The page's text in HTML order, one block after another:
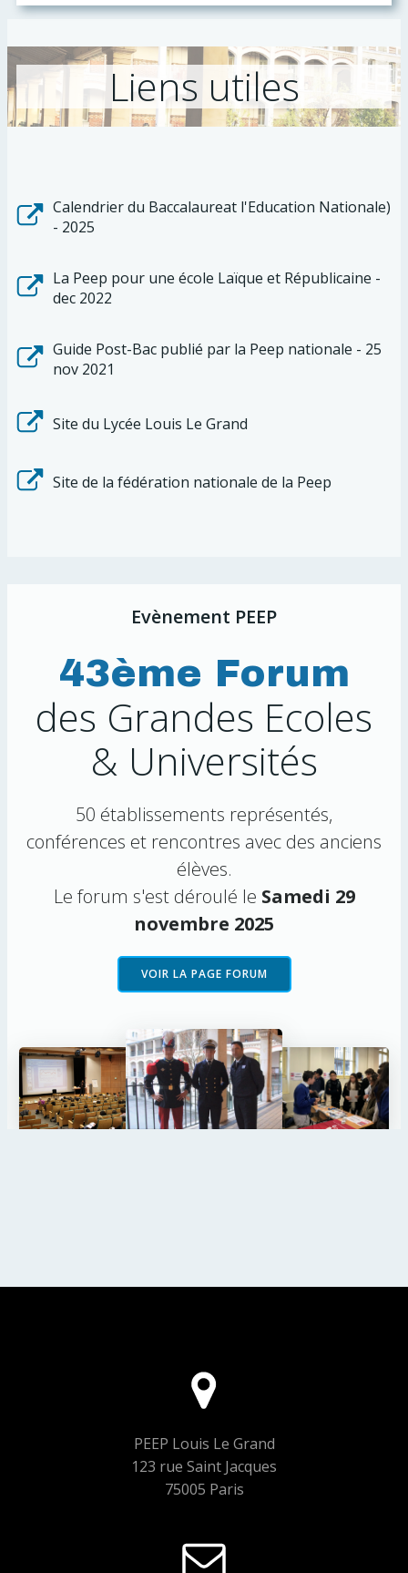
Liens utiles
Calendrier du Baccalaureat l'Education Nationale)
- 2025
La Peep pour une école Laïque et Républicaine -
dec 2022
Guide Post-Bac publié par la Peep nationale - 25
nov 2021
Site du Lycée Louis Le Grand
Site de la fédération nationale de la Peep
Evènement PEEP
43ème Forum
des Grandes Ecoles
& Universités
50 établissements représentés,
conférences et rencontres avec des anciens
élèves.
Le forum s'est déroulé le Samedi 29
novembre 2025
VOIR LA PAGE FORUM
PEEP Louis Le Grand
123 rue Saint Jacques
75005 Paris